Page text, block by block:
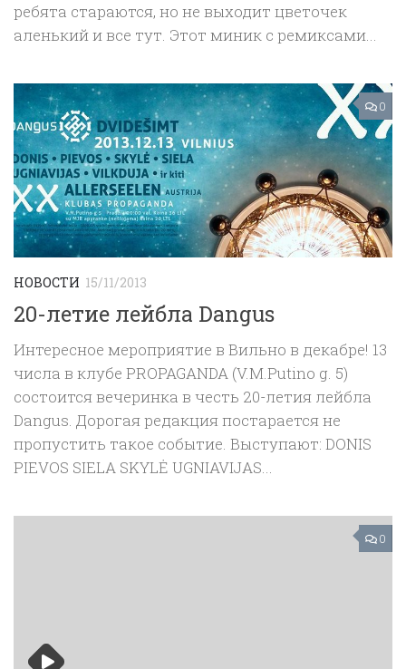
ребята стараются, но не выходит цветочек
аленький и все тут. Этот миник с ремиксами...
0
НОВОСТИ 15/11/2013
20-летие лейбла Dangus
Интересное мероприятие в Вильно в декабре! 13
числа в клубе PROPAGANDA (V.M.Putino g. 5)
состоится вечеринка в честь 20-летия лейбла
Dangus. Дорогая редакция постарается не
пропустить такое событие. Выступают: DONIS
PIEVOS SIELA SKYLĖ UGNIAVIJAS...
0